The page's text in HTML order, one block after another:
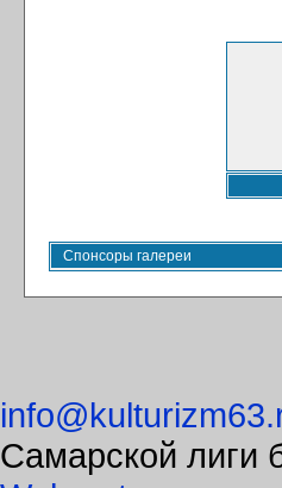
Самарской лиги
Webvertex -